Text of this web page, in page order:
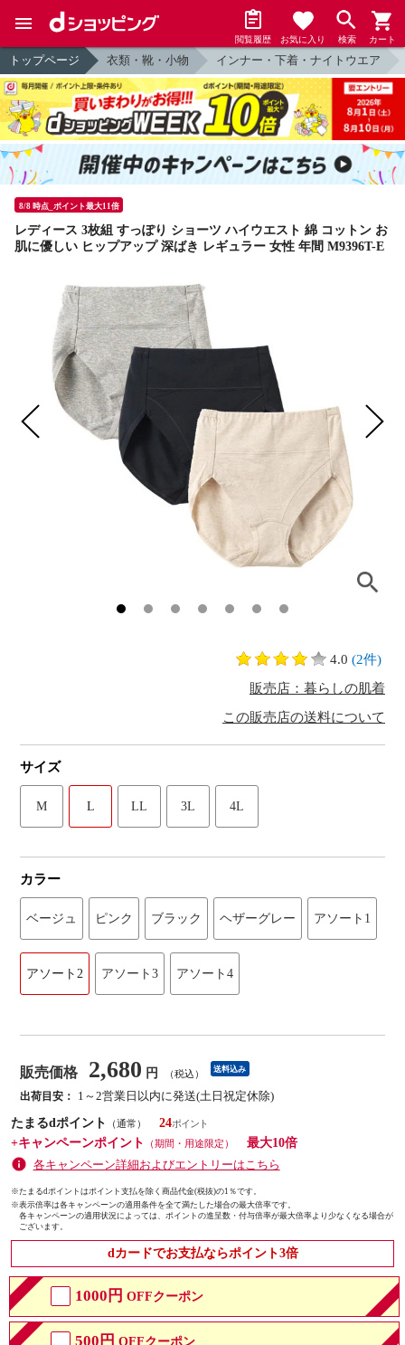
閲覧履歴 お気に入り 検索 カート
トップページ 衣類・靴・小物 インナー・下着・ナイトウエア
8/8 時点_ポイント最大11倍
レディース 3枚組 すっぽり ショーツ ハイウエスト 綿 コットン お
肌に優しい ヒップアップ 深ばき レギュラー 女性 年間 M9396T-E
4.0 (2件)
販売店：暮らしの肌着
この販売店の送料について
サイズ
M L LL 3L 4L
カラー
ベージュ ピンク ブラック ヘザーグレー アソート1
アソート2 アソート3 アソート4
販売価格 2,680 円 （税込） 送料込み
出荷目安：
1～2営業日以内に発送(土日祝定休除)
たまるdポイント
（通常）
24
+キャンペーンポイント
（期間・用途限定）
最大10倍
各キャンペーン詳細およびエントリーはこちら
※たまるdポイントはポイント支払を除く商品代金(税抜)の1％です。
※表示倍率は各キャンペーンの適用条件を全て満たした場合の最大倍率です。
各キャンペーンの適用状況によっては、ポイントの進呈数・付与倍率が最大倍率より少なくなる場合が
ございます。
dカードでお支払ならポイント3倍
1000円 OFFクーポン
500円 OFFクーポン